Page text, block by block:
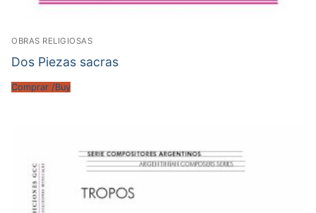
OBRAS RELIGIOSAS
Dos Piezas sacras
Comprar /Buy